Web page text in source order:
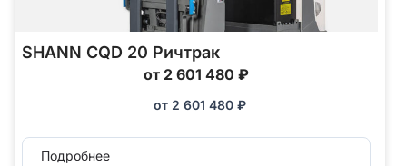
SHANN CQD 20 Ричтрак
от 2 601 480 ₽
от 2 601 480 ₽
Подробнее